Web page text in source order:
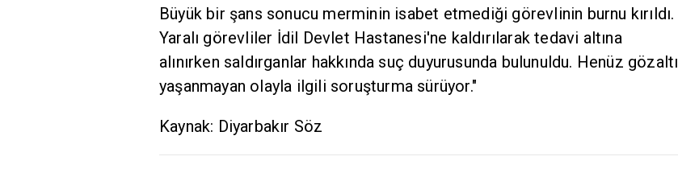
Büyük bir şans sonucu merminin isabet etmediği görevlinin burnu kırıldı.
Yaralı görevliler İdil Devlet Hastanesi'ne kaldırılarak tedavi altına
alınırken saldırganlar hakkında suç duyurusunda bulunuldu. Henüz gözaltı
yaşanmayan olayla ilgili soruşturma sürüyor."
Kaynak: Diyarbakır Söz